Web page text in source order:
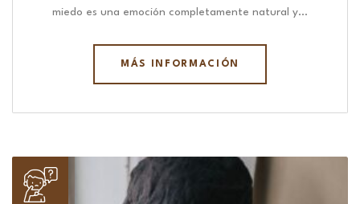
miedo es una emoción completamente natural y…
MÁS INFORMACIÓN